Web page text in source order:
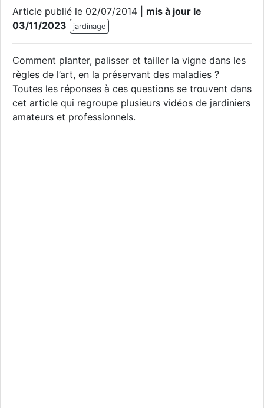
Article publié le 02/07/2014 | mis à jour le
03/11/2023
jardinage
Comment planter, palisser et tailler la vigne dans les
règles de l’art, en la préservant des maladies ?
Toutes les réponses à ces questions se trouvent dans
cet article qui regroupe plusieurs vidéos de jardiniers
amateurs et professionnels.